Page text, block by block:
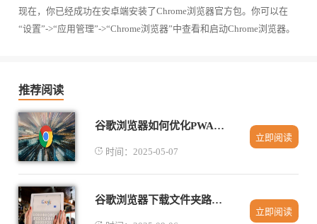
现在，你已经成功在安卓端安装了Chrome浏览器官方包。你可以在
“设置”->“应用管理”->“Chrome浏览器”中查看和启动Chrome浏览器。
推荐阅读
谷歌浏览器如何优化PWA应用的安装体验
时间：2025-05-07
立即阅读
谷歌浏览器下载文件夹路径错误快速修复教程
立即阅读